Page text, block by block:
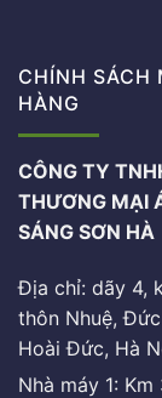
CHÍNH SÁCH
HÀNG
CÔNG TY
THƯƠNG MẠI
SÁNG SƠN HÀ
Địa chỉ: dãy 4,
thôn Nhuệ,
Hoài Đức, Hà
Nhà máy 1: Km